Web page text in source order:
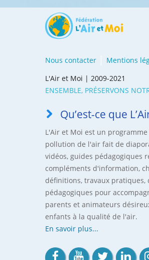
Nous contacter Mentions
L'Air et Moi | 2009-2021
ENSEMBLE, PRÉSERVONS
Qu’est-ce que
L'Air et Moi est un
pollution de l'air fait de
vidéos, guides pédagogiques
compléments d'information,
définitions, travaux pratiques,
pédagogiques pour
parents et animateurs
enfants à la qualité de l'air.
En savoir plus...